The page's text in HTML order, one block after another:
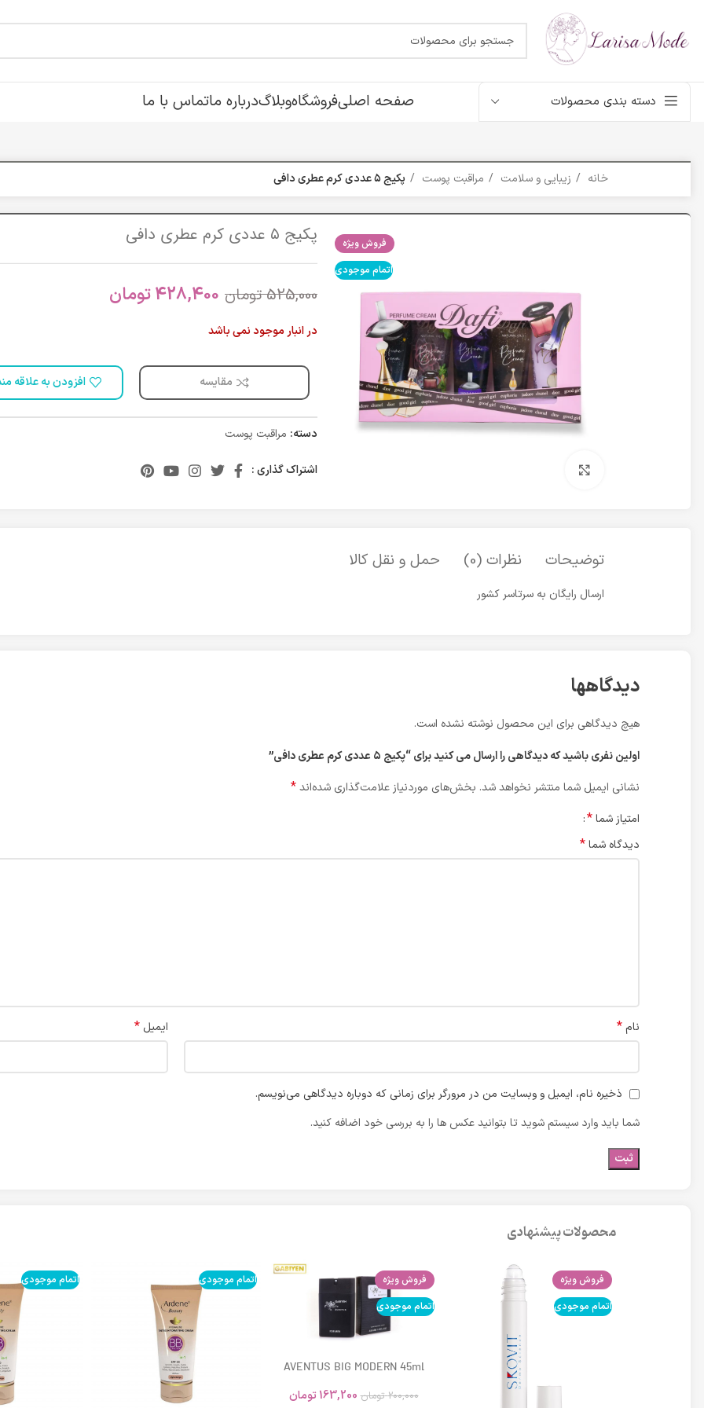
دسته بندی محصولات صفحه اصلیفروشگاهوبلاگدرباره ماتماس با ما
خانه زیبایی و سلامت مراقبت پوست پکیج ۵ عددی کرم عطری دافی
فروش ویژه
اتمام موجودی
پکیج ۵ عددی کرم عطری دافی
525,000 تومان 428,400تومان
در انبار موجود نمی باشد
مقایسه افزودن به علاقه
دسته: مراقبت پوست
اشتراک گذاری :
توضیحات نظرات (0) حمل و نقل کالا
ارسال رایگان به سرتاسر کشور
دیدگاهها
هیچ دیدگاهی برای این محصول نوشته نشده است.
اولین نفری باشید که دیدگاهی را ارسال می کنید برای “پکیج ۵ عددی کرم عطری دافی”
نشانی ایمیل شما منتشر نخواهد شد. بخش‌های موردنیاز علامت‌گذاری شده‌اند*
امتیاز شما*
دیدگاه شما*
نام * ایمیل *
ذخیره نام، ایمیل و وبسایت من در مرورگر برای زمانی که دوباره دیدگاهی می‌نویسم.
شما باید وارد سیستم شوید تا بتوانید عکس ها را به بررسی خود اضافه کنید.
محصولات پیشنهادی
فروش ویژه
اتمام موجودی
فروش ویژه
اتمام موجودی
AVENTUS BIG MODERN 45ml
200,000 تومان 163,200تومان
اتمام موجودی اتمام موجودی